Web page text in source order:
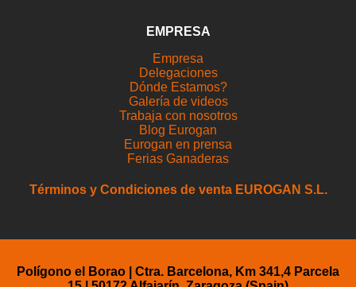
EMPRESA
Empresa
Delegaciones
Dónde Estamos?
Galería de videos
Trabaja con nosotros
Blog Eurogan
Eurogan en prensa
Ferias Ganaderas
Términos y Condiciones de venta EUROGAN S.L.
Polígono el Borao | Ctra. Barcelona, Km 341,4 Parcela